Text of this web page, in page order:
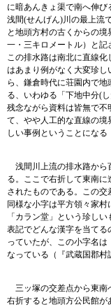
に暗あんきょ渠で南へ伸
浅間(せんげん)川の最上流
と地頭方村の古くからの
一・三キロメートル）と記
この排水路は南北に直線
はあまり例がなく大変珍
ら、鎌倉時代に荘園内で
る、いわゆる「下地中分(
残念ながら資料は皆無で不
て、やや人工的な直線の
しい事例ということになる
浅間川上流の排水路から
る。ここで右折して東南
されたものである。この交
同様な小字は平方領々家村
「カラン堂」という珍し
表記でどんな漢字を当て
っていたが、この小字名
なっている（『武蔵国郡村
三ッ塚の交差点から東南
右折すると地頭方公民館